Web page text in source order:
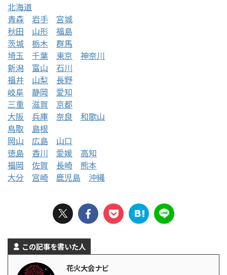
北海道
青森
岩手
宮城
秋田
山形
福島
茨城
栃木
群馬
埼玉
千葉 東京
神奈川
新潟
富山
石川
福井
山梨
長野
岐阜
静岡
愛知
三重
滋賀
京都
大阪
兵庫 奈良
和歌山
鳥取
島根
岡山
広島
山口
徳島
香川 愛媛
高知
福岡
佐賀 長崎
熊本
大分
宮崎 鹿児島 沖縄
この記事を書いた人
花火大会ナビ